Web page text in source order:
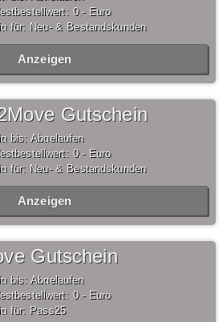
0,- Euro
für: Neu- & Bestandskunden
Anzeigen
Gutschein
bis: Abgelaufen
0,- Euro
für: Neu- & Bestandskunden
Anzeigen
Gutschein
bis: Abgelaufen
0,- Euro
für: Pass25